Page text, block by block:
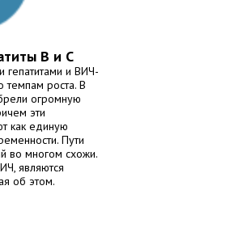
В и С
гепатитами и ВИЧ-
темпам роста. В
огромную
эти
как единую
Пути
во многом схожи.
являются
об этом.
гепатит С,
Однако вирусы